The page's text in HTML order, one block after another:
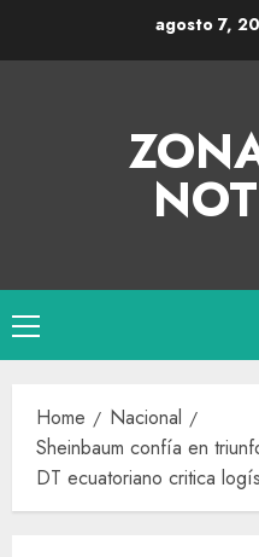
agosto 7,
Home
Nacional
Sheinbaum confía en
DT ecuatoriano critica